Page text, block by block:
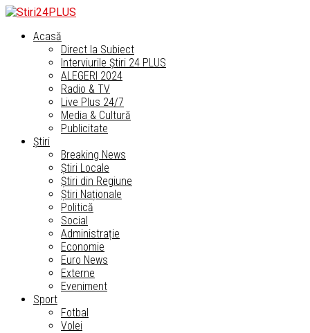
Acasă
Direct la Subiect
Interviurile Știri 24 PLUS
ALEGERI 2024
Radio & TV
Live Plus 24/7
Media & Cultură
Publicitate
Știri
Breaking News
Știri Locale
Știri din Regiune
Știri Naționale
Politică
Social
Administrație
Economie
Euro News
Externe
Eveniment
Sport
Fotbal
Volei